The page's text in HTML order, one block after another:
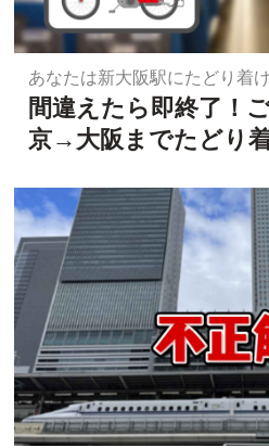
あなたは新大阪駅にたどり着
間違えたら即終了！
京→大阪までたどり着